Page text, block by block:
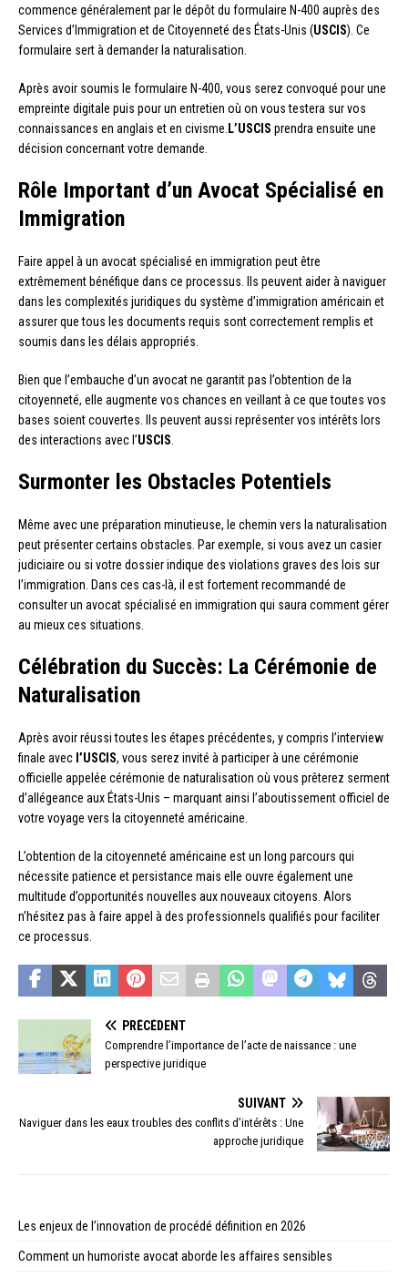
commence généralement par le dépôt du formulaire N-400 auprès des
Services d’Immigration et de Citoyenneté des États-Unis (USCIS). Ce
formulaire sert à demander la naturalisation.
Après avoir soumis le formulaire N-400, vous serez convoqué pour une
empreinte digitale puis pour un entretien où on vous testera sur vos
connaissances en anglais et en civisme. L’USCIS prendra ensuite une
décision concernant votre demande.
Rôle Important d’un Avocat Spécialisé en
Immigration
Faire appel à un avocat spécialisé en immigration peut être
extrêmement bénéfique dans ce processus. Ils peuvent aider à naviguer
dans les complexités juridiques du système d’immigration américain et
assurer que tous les documents requis sont correctement remplis et
soumis dans les délais appropriés.
Bien que l’embauche d’un avocat ne garantit pas l’obtention de la
citoyenneté, elle augmente vos chances en veillant à ce que toutes vos
bases soient couvertes. Ils peuvent aussi représenter vos intérêts lors
des interactions avec l’USCIS.
Surmonter les Obstacles Potentiels
Même avec une préparation minutieuse, le chemin vers la naturalisation
peut présenter certains obstacles. Par exemple, si vous avez un casier
judiciaire ou si votre dossier indique des violations graves des lois sur
l’immigration. Dans ces cas-là, il est fortement recommandé de
consulter un avocat spécialisé en immigration qui saura comment gérer
au mieux ces situations.
Célébration du Succès: La Cérémonie de
Naturalisation
Après avoir réussi toutes les étapes précédentes, y compris l’interview
finale avec l’USCIS, vous serez invité à participer à une cérémonie
officielle appelée cérémonie de naturalisation où vous prêterez serment
d’allégeance aux États-Unis – marquant ainsi l’aboutissement officiel de
votre voyage vers la citoyenneté américaine.
L’obtention de la citoyenneté américaine est un long parcours qui
nécessite patience et persistance mais elle ouvre également une
multitude d’opportunités nouvelles aux nouveaux citoyens. Alors
n’hésitez pas à faire appel à des professionnels qualifiés pour faciliter
ce processus.
PRÉCÉDENT
Comprendre l’importance de l’acte de naissance : une
perspective juridique
SUIVANT
Naviguer dans les eaux troubles des conflits d’intérêts : Une
approche juridique
Les enjeux de l’innovation de procédé définition en 2026
Comment un humoriste avocat aborde les affaires sensibles